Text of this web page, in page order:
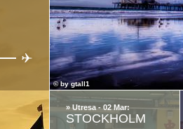
© bygtall1
» Utresa - 02 Mar:
STOCKHOLM